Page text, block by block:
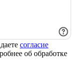
согласие
об обработке